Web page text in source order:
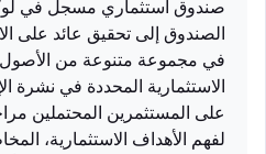
صندوق استثماري مسجل في
الصندوق إلى تحقيق عائد على
في مجموعة متنوعة من الأصول،
الاستثمارية المحددة في نشرة
على المستثمرين المحتملين
لفهم الأهداف الاستثمارية،